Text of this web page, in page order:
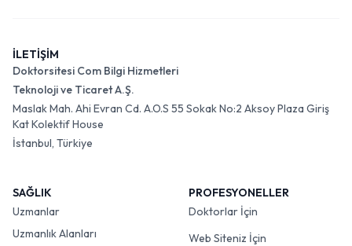
İLETİŞİM
Doktorsitesi Com Bilgi Hizmetleri
Teknoloji ve Ticaret A.Ş.
Maslak Mah. Ahi Evran Cd. A.O.S 55 Sokak No:2 Aksoy Plaza Giriş
Kat Kolektif House
İstanbul, Türkiye
SAĞLIK
Uzmanlar
Uzmanlık Alanları
PROFESYONELLER
Doktorlar İçin
Web Siteniz İçin